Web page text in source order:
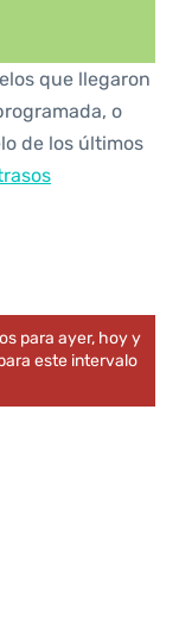
que llegaron
o
de los últimos
para ayer, hoy y
este intervalo